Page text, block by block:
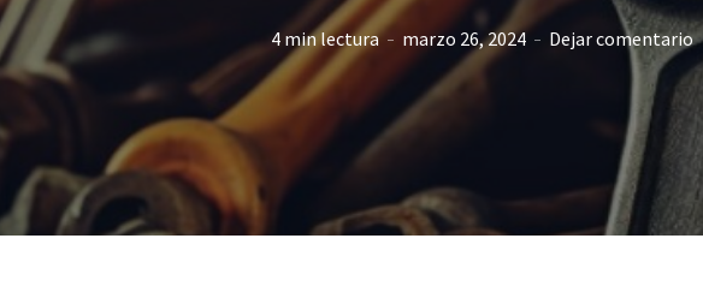
4 min lectura marzo 26, 2024 Dejar comentario